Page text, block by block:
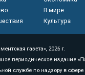
В мире
Культура
газета», 2026 г.
периодическое издание
службе по надзору в